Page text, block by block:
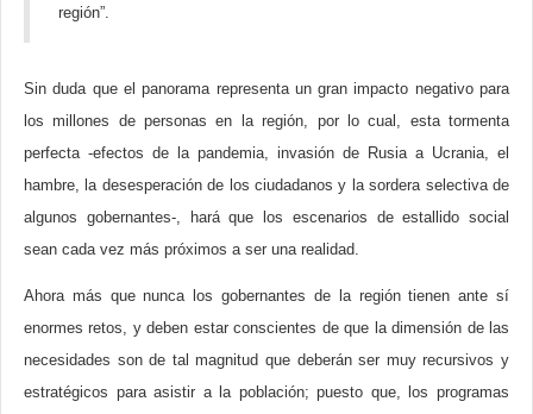
región”.
Sin duda que el panorama representa un gran impacto negativo para
los millones de personas en la región, por lo cual, esta tormenta
perfecta -efectos de la pandemia, invasión de Rusia a Ucrania, el
hambre, la desesperación de los ciudadanos y la sordera selectiva de
algunos gobernantes-, hará que los escenarios de estallido social
sean cada vez más próximos a ser una realidad.
Ahora más que nunca los gobernantes de la región tienen ante sí
enormes retos, y deben estar conscientes de que la dimensión de las
necesidades son de tal magnitud que deberán ser muy recursivos y
estratégicos para asistir a la población; puesto que, los programas